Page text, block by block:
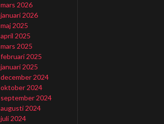
mars 2026
januari 2026
maj 2025
april 2025
mars 2025
februari 2025
januari 2025
december 2024
oktober 2024
september 2024
augusti 2024
juli 2024